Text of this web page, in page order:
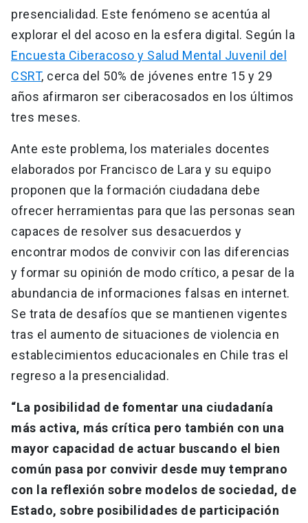
presencialidad. Este fenómeno se acentúa al
explorar el del acoso en la esfera digital. Según la
Encuesta Ciberacoso y Salud Mental Juvenil del
CSRT, cerca del 50% de jóvenes entre 15 y 29
años afirmaron ser ciberacosados en los últimos
tres meses.
Ante este problema, los materiales docentes
elaborados por Francisco de Lara y su equipo
proponen que la formación ciudadana debe
ofrecer herramientas para que las personas sean
capaces de resolver sus desacuerdos y
encontrar modos de convivir con las diferencias
y formar su opinión de modo crítico, a pesar de la
abundancia de informaciones falsas en internet.
Se trata de desafíos que se mantienen vigentes
tras el aumento de situaciones de violencia en
establecimientos educacionales en Chile tras el
regreso a la presencialidad.
“La posibilidad de fomentar una ciudadanía
más activa, más crítica pero también con una
mayor capacidad de actuar buscando el bien
común pasa por convivir desde muy temprano
con la reflexión sobre modelos de sociedad, de
Estado, sobre posibilidades de participación